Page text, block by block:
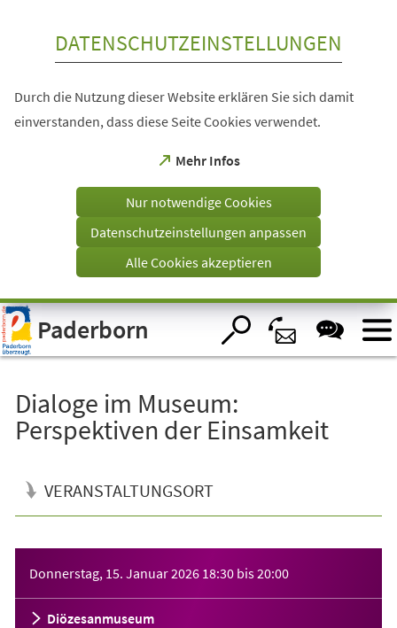
Visuelle
Assistenzsoftware
öffnen.
DATENSCHUTZEINSTELLUNGEN
Durch die Nutzung dieser Website erklären Sie sich damit
einverstanden, dass diese Seite Cookies verwendet.
Mehr Infos
(Öffnet
einem
Tab)
Nur notwendige Cookies
Datenschutzeinstellungen anpassen
Alle Cookies akzeptieren
Paderborn
Dialoge im Museum:
Perspektiven der Einsamkeit
VERANSTALTUNGSORT
Donnerstag, 15. Januar 2026 18:30 bis20:00
Diözesanmuseum